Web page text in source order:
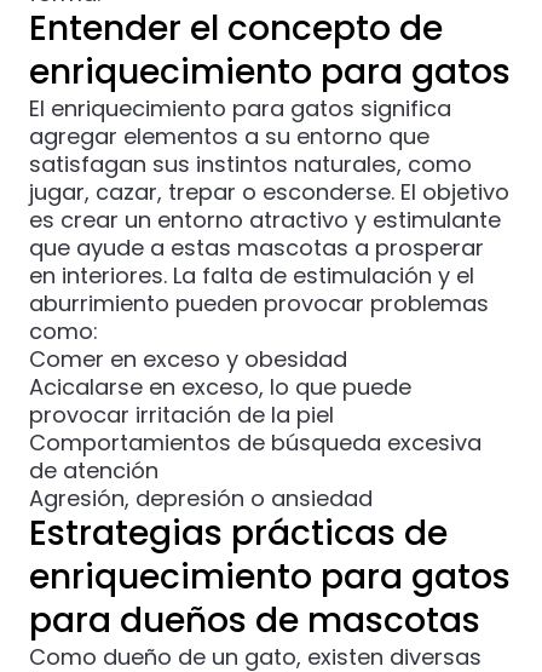
Entender el concepto de
enriquecimiento para gatos
El enriquecimiento para gatos significa
agregar elementos a su entorno que
satisfagan sus instintos naturales, como
jugar, cazar, trepar o esconderse. El objetivo
es crear un entorno atractivo y estimulante
que ayude a estas mascotas a prosperar
en interiores. La falta de estimulación y el
aburrimiento pueden provocar problemas
como:
Comer en exceso y obesidad
Acicalarse en exceso, lo que puede
provocar irritación de la piel
Comportamientos de búsqueda excesiva
de atención
Agresión, depresión o ansiedad
Estrategias prácticas de
enriquecimiento para gatos
para dueños de mascotas
Como dueño de un gato, existen diversas